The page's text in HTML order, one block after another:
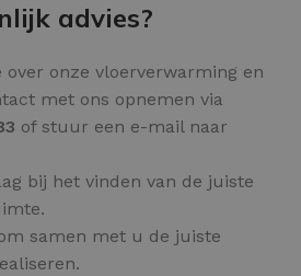
advies?
onze vloerverwarming en
met ons opnemen via
of stuur een e-mail naar
bij het vinden van de juiste
samen met u de juiste